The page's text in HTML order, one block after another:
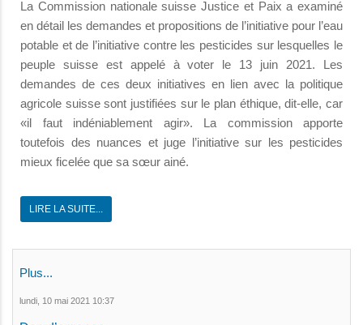
La Commission nationale suisse Justice et Paix a examiné
en détail les demandes et propositions de l’initiative pour l’eau
potable et de l’initiative contre les pesticides sur lesquelles le
peuple suisse est appelé à voter le 13 juin 2021. Les
demandes de ces deux initiatives en lien avec la politique
agricole suisse sont justifiées sur le plan éthique, dit-elle, car
«il faut indéniablement agir». La commission apporte
toutefois des nuances et juge l’initiative sur les pesticides
mieux ficelée que sa sœur ainé.
LIRE LA SUITE...
Plus...
lundi, 10 mai 2021 10:37